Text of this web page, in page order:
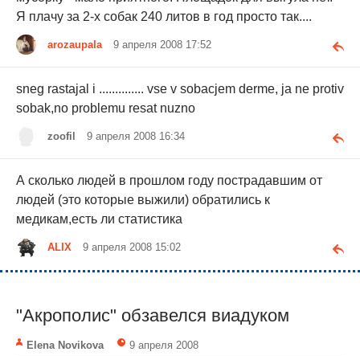
Я плачу за 2-х собак 240 литов в год просто так....
arozaupala 9 апреля 2008 17:52
sneg rastajal i .............. vse v sobacjem derme, ja ne protiv
sobak,no problemu resat nuzno
zoofil 9 апреля 2008 16:34
А сколько людей в прошлом году пострадавшим от
людей (это которые выжили) обратились к
медикам,есть ли статистика
ALIX 9 апреля 2008 15:02
"Акрополис" обзавелся виадуком
Elena Novikova 9 апреля 2008